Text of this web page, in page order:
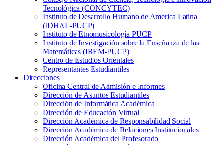
Tecnológica (CONCYTEC)
Instituto de Desarrollo Humano de América Latina
(IDHAL-PUCP)
Instituto de Etnomusicología PUCP
Instituto de Investigación sobre la Enseñanza de las
Matemáticas (IREM-PUCP)
Centro de Estudios Orientales
Representantes Estudiantiles
Direcciones
Oficina Central de Admisión e Informes
Dirección de Asuntos Estudiantiles
Dirección de Informática Académica
Dirección de Educación Virtual
Dirección Académica de Responsabilidad Social
Dirección Académica de Relaciones Institucionales
Dirección Académica del Profesorado